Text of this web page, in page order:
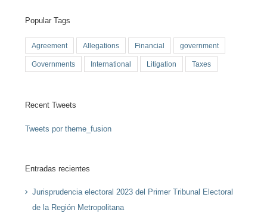
Popular Tags
Agreement Allegations Financial government
Governments International Litigation Taxes
Recent Tweets
Tweets por theme_fusion
Entradas recientes
Jurisprudencia electoral 2023 del Primer Tribunal Electoral
de la Región Metropolitana